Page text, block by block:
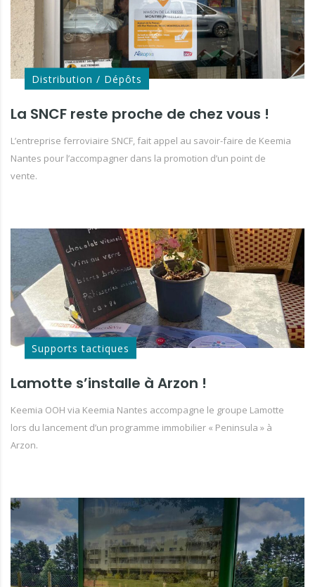
Distribution / Dépôts
La SNCF reste proche de chez vous !
L’entreprise ferroviaire SNCF, fait appel au savoir-faire de Keemia
Nantes pour l’accompagner dans la promotion d’un point de
vente.
Supports tactiques
Lamotte s’installe à Arzon !
Keemia OOH via Keemia Nantes accompagne le groupe Lamotte
lors du lancement d’un programme immobilier « Peninsula » à
Arzon.